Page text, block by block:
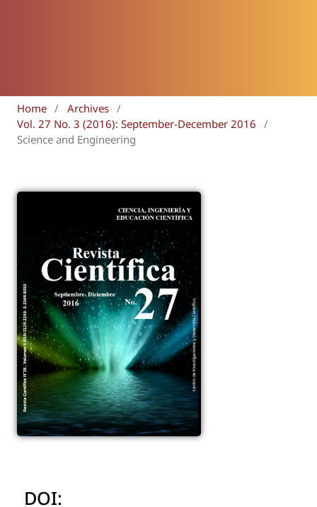
Home / Archives /
Vol. 27 No. 3 (2016): September-December 2016
/
Science and Engineering
DOI: